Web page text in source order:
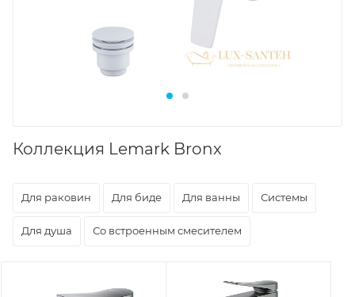
Коллекция Lemark Bronx
Для раковин Для биде Для ванны Системы
Для душа Со встроенным смесителем